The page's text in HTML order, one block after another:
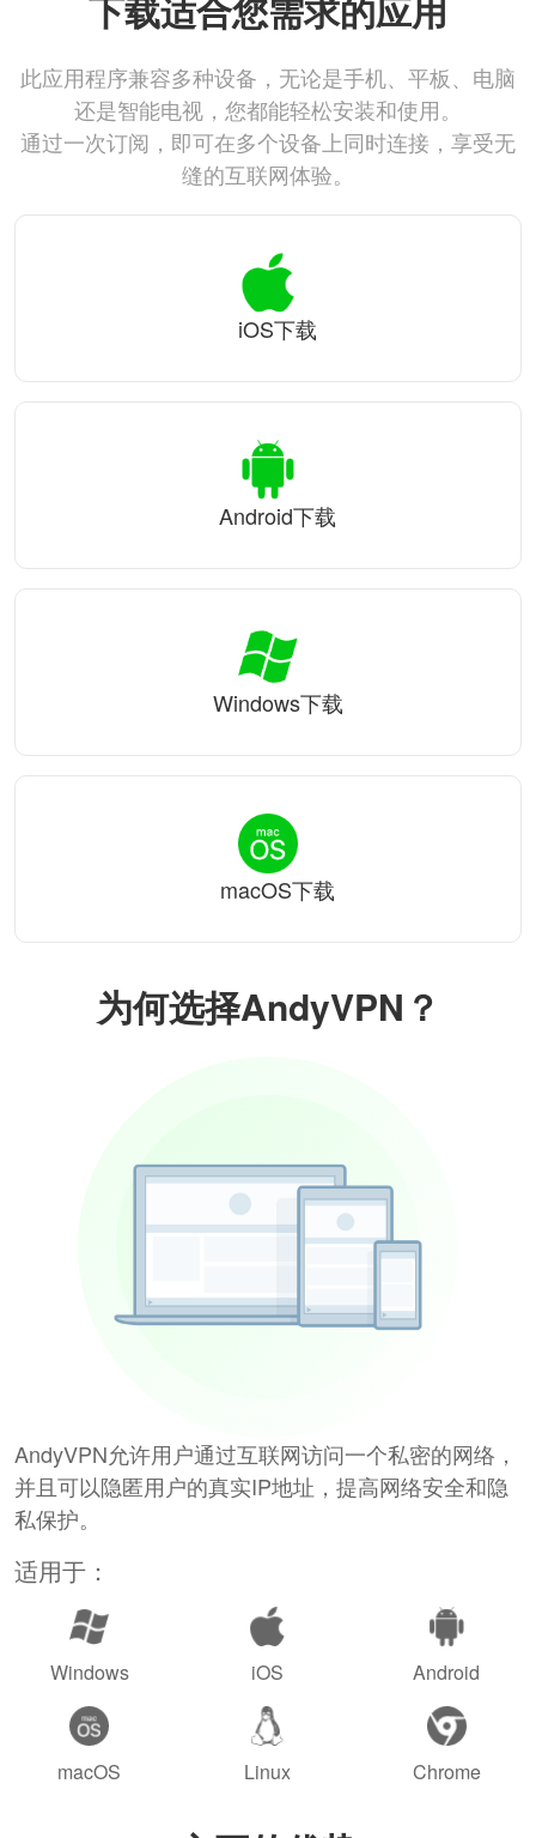
为何选择AndyVPN？
AndyVPN允许用户通过互联网访问一个私密的网络，
并且可以隐匿用户的真实IP地址，提高网络安全和隐
私保护。
适用于：
Windows iOS Android
macOS Linux Chrome
下载适合您需求的应用
此应用程序兼容多种设备，无论是手机、平板、电脑
还是智能电视，您都能轻松安装和使用。
通过一次订阅，即可在多个设备上同时连接，享受无
缝的互联网体验。
iOS下载
Android下载
Windows下载
macOS下载